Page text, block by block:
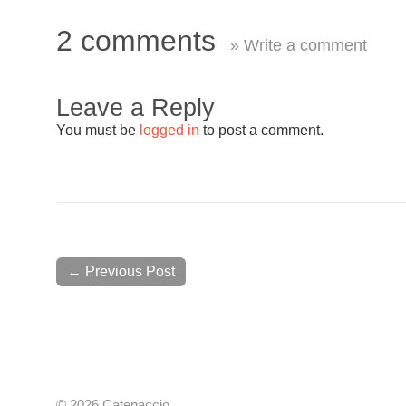
2 comments » Write a comment
Leave a Reply
You must be logged in to post a comment.
← Previous Post